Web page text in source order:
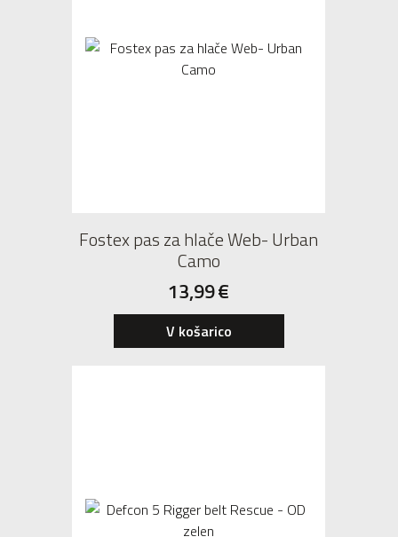
Fostex pas za hlače Web- Urban
Camo
13,99€
V košarico